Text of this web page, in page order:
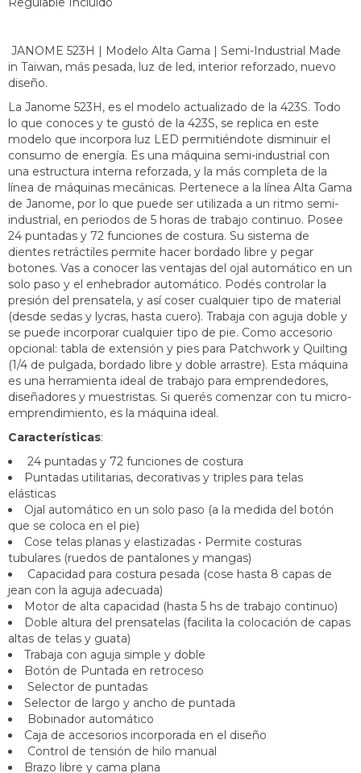
JANOME 523H | Modelo Alta Gama | Semi-Industrial Made
in Taiwan, más pesada, luz de led, interior reforzado, nuevo
diseño.
La Janome 523H, es el modelo actualizado de la 423S. Todo
lo que conoces y te gustó de la 423S, se replica en este
modelo que incorpora luz LED permitiéndote disminuir el
consumo de energía. Es una máquina semi-industrial con
una estructura interna reforzada, y la más completa de la
línea de máquinas mecánicas. Pertenece a la línea Alta Gama
de Janome, por lo que puede ser utilizada a un ritmo semi-
industrial, en periodos de 5 horas de trabajo continuo. Posee
24 puntadas y 72 funciones de costura. Su sistema de
dientes retráctiles permite hacer bordado libre y pegar
botones. Vas a conocer las ventajas del ojal automático en un
solo paso y el enhebrador automático. Podés controlar la
presión del prensatela, y así coser cualquier tipo de material
(desde sedas y lycras, hasta cuero). Trabaja con aguja doble y
se puede incorporar cualquier tipo de pie. Como accesorio
opcional: tabla de extensión y pies para Patchwork y Quilting
(1/4 de pulgada, bordado libre y doble arrastre). Esta máquina
es una herramienta ideal de trabajo para emprendedores,
diseñadores y muestristas. Si querés comenzar con tu micro-
emprendimiento, es la máquina ideal.
Características:
24 puntadas y 72 funciones de costura
Puntadas utilitarias, decorativas y triples para telas
elásticas
Ojal automático en un solo paso (a la medida del botón
que se coloca en el pie)
Cose telas planas y elastizadas • Permite costuras
tubulares (ruedos de pantalones y mangas)
Capacidad para costura pesada (cose hasta 8 capas de
jean con la aguja adecuada)
Motor de alta capacidad (hasta 5 hs de trabajo continuo)
Doble altura del prensatelas (facilita la colocación de capas
altas de telas y guata)
Trabaja con aguja simple y doble
Botón de Puntada en retroceso
Selector de puntadas
Selector de largo y ancho de puntada
Bobinador automático
Caja de accesorios incorporada en el diseño
Control de tensión de hilo manual
Brazo libre y cama plana